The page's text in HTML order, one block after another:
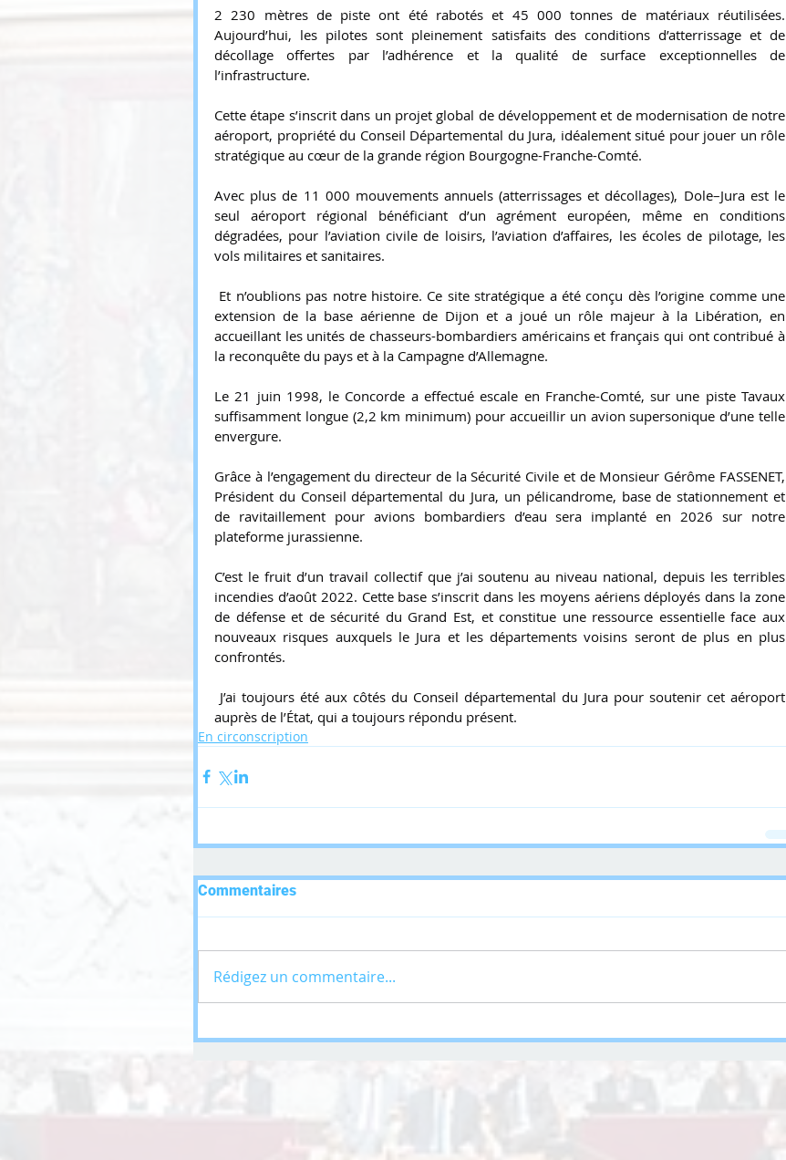
2 230 mètres de piste ont été rabotés et 45 000 tonnes de matériaux réutilisées.
Aujourd’hui, les pilotes sont pleinement satisfaits des conditions d’atterrissage et de
décollage offertes par l’adhérence et la qualité de surface exceptionnelles de
l’infrastructure.
Cette étape s’inscrit dans un projet global de développement et de modernisation de notre
aéroport, propriété du Conseil Départemental du Jura, idéalement situé pour jouer un rôle
stratégique au cœur de la grande région Bourgogne-Franche-Comté.
Avec plus de 11 000 mouvements annuels (atterrissages et décollages), Dole–Jura est le
seul aéroport régional bénéficiant d’un agrément européen, même en conditions
dégradées, pour l’aviation civile de loisirs, l’aviation d’affaires, les écoles de pilotage, les
vols militaires et sanitaires.
Et n’oublions pas notre histoire. Ce site stratégique a été conçu dès l’origine comme une
extension de la base aérienne de Dijon et a joué un rôle majeur à la Libération, en
accueillant les unités de chasseurs-bombardiers américains et français qui ont contribué à
la reconquête du pays et à la Campagne d’Allemagne.
Le 21 juin 1998, le Concorde a effectué escale en Franche-Comté, sur une piste Tavaux
suffisamment longue (2,2 km minimum) pour accueillir un avion supersonique d’une telle
envergure.
Grâce à l’engagement du directeur de la Sécurité Civile et de Monsieur Gérôme FASSENET,
Président du Conseil départemental du Jura, un pélicandrome, base de stationnement et
de ravitaillement pour avions bombardiers d’eau sera implanté en 2026 sur notre
plateforme jurassienne.
C’est le fruit d’un travail collectif que j’ai soutenu au niveau national, depuis les terribles
incendies d’août 2022. Cette base s’inscrit dans les moyens aériens déployés dans la zone
de défense et de sécurité du Grand Est, et constitue une ressource essentielle face aux
nouveaux risques auxquels le Jura et les départements voisins seront de plus en plus
confrontés.
J’ai toujours été aux côtés du Conseil départemental du Jura pour soutenir cet aéroport
auprès de l’État, qui a toujours répondu présent.
En circonscription
Commentaires
Rédigez un commentaire...